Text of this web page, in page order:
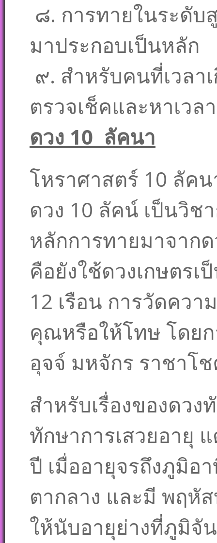
๘. การทายในระดับ
มาประกอบเป็นหลัก
๙. สำหรับคนที่เวลา
ตรวจเช็คและหาเวล
ดวง 10 ลัคนา
โหราศาสตร์ 10 ลัค
ดวง 10 ลัคน์ เป็นวิ
หลักการทายมาจาก
คือยังใช้ดวงเกษตรเ
12 เรือน การวัดคว
คุณหรือให้โทษ โดย
อุจจ์ มหจักร ราชาโ
สำหรับเรื่องของดว
ทักษาการเสวยอายุ
ปี เมื่ออายุจรถึงภูมิอ
ตากลาง และมี พฤหั
ให้นับอายุย่างที่ภูมิจั